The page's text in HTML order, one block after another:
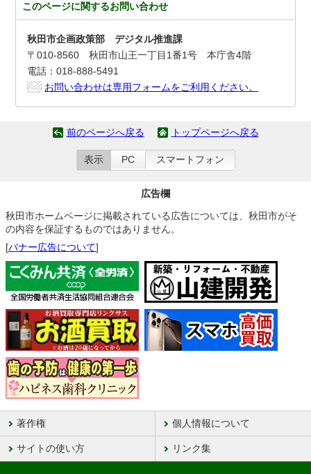
このページに関するお問い合わせ
秋田市企画政策部 デジタル推進課
〒010-8560 秋田市山王一丁目1番1号 本庁舎4階
電話：018-888-5491
お問い合わせは専用フォームをご利用ください。
前のページへ戻る トップページへ戻る
表示 PC スマートフォン
広告欄
秋田市ホームページに掲載されている広告については、秋田市がそ
の内容を保証するものではありません。
[バナー広告について]
著作権 個人情報について
サイトの使い方 リンク集